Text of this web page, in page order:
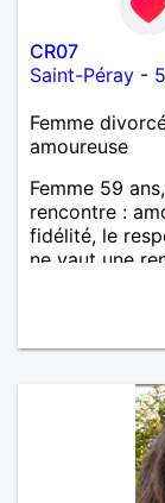
CR07
Saint-Péray -
Femme
amoureuse
Femme 59
rencontre :
fidélité, le
ne vaut une
messages
deux et le